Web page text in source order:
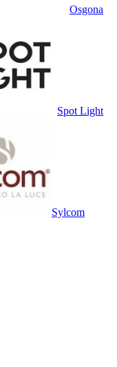
Osgona
Spot Light
Sylcom